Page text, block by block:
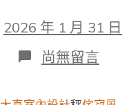
2026 年 1 月 31 日
在
〈房
攀
尚無留言